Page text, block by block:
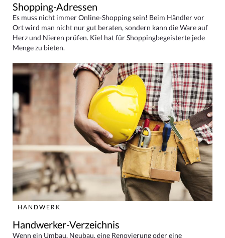
Shopping-Adressen
Es muss nicht immer Online-Shopping sein! Beim Händler vor
Ort wird man nicht nur gut beraten, sondern kann die Ware auf
Herz und Nieren prüfen. Kiel hat für Shoppingbegeisterte jede
Menge zu bieten.
HANDWERK
Handwerker-Verzeichnis
Wenn ein Umbau, Neubau, eine Renovierung oder eine